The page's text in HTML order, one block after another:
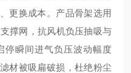
更换成本。产品骨架选用
撑网，抗风机负压抽吸与
停瞬间进气负压波动幅度
材被吸扁破损，杜绝粉尘